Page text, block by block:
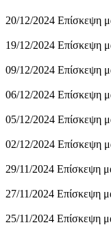
20/12/2024
19/12/2024
09/12/2024
06/12/2024
05/12/2024
02/12/2024
29/11/2024
27/11/2024
25/11/2024